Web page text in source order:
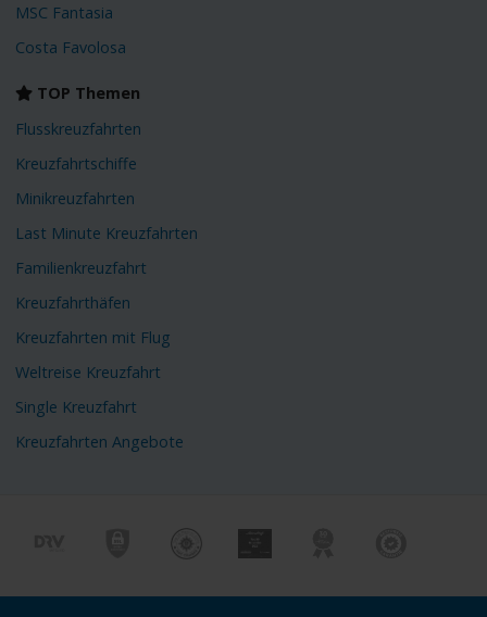
MSC Fantasia
Costa Favolosa
TOP Themen
Flusskreuzfahrten
Kreuzfahrtschiffe
Minikreuzfahrten
Last Minute Kreuzfahrten
Familienkreuzfahrt
Kreuzfahrthäfen
Kreuzfahrten mit Flug
Weltreise Kreuzfahrt
Single Kreuzfahrt
Kreuzfahrten Angebote